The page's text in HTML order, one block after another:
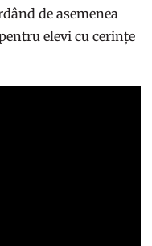
de asemenea
elevi cu cerințe